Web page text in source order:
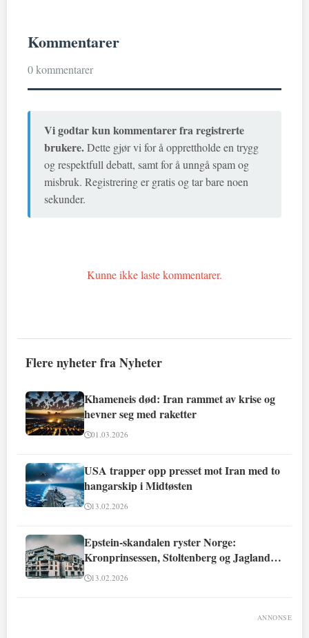
Kommentarer
0 kommentarer
Vi godtar kun kommentarer fra registrerte
brukere.Dette gjør vi for å opprettholde en trygg
og respektfull debatt, samt for å unngå spam og
misbruk. Registrering er gratis og tar bare noen
sekunder.
Kunne ikke laste kommentarer.
Flere nyheter fra Nyheter
Khameneis død: Iran rammet av krise og
hevner seg med raketter
01.03.2026
USA trapper opp presset mot Iran med to
hangarskip i Midtøsten
13.02.2026
Epstein-skandalen ryster Norge:
Kronprinsessen, Stoltenberg og Jagland
involvert
13.02.2026
ANNONSE